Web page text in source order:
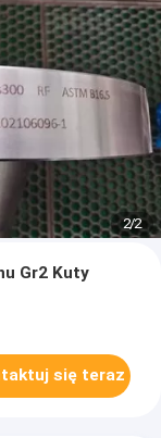
2/2
Gr2 Kuty
się teraz